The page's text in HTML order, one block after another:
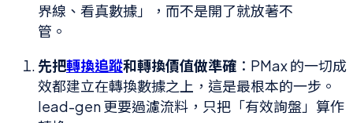
界線、看真數據」，而不是開了就放著不
管。
先把轉換追蹤和轉換價值做準確 ：PMax 的一切成
效都建立在轉換數據之上，這是最根本的一步。
lead-gen 更要過濾流料，只把「有效詢盤」算作